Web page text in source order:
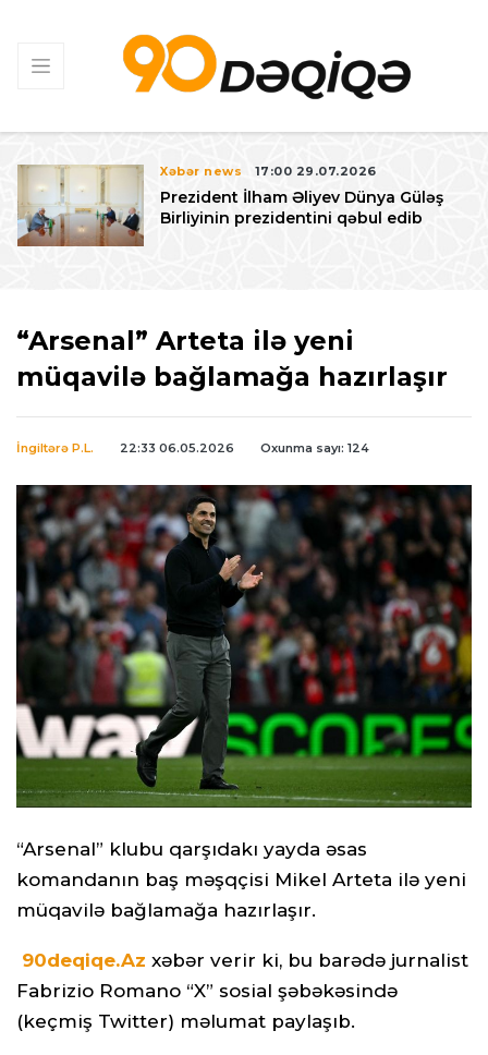
Xəbər news 17:00 29.07.2026
Prezident İlham Əliyev Dünya Güləş
Birliyinin prezidentini qəbul edib
“Arsenal” Arteta ilə yeni
müqavilə bağlamağa hazırlaşır
İngiltərə P.L. 22:33 06.05.2026 Oxunma sayı: 124
“Arsenal” klubu qarşıdakı yayda əsas
komandanın baş məşqçisi Mikel Arteta ilə yeni
müqavilə bağlamağa hazırlaşır.
90deqiqe.Az xəbər verir ki, bu barədə jurnalist
Fabrizio Romano “X” sosial şəbəkəsində
(keçmiş Twitter) məlumat paylaşıb.